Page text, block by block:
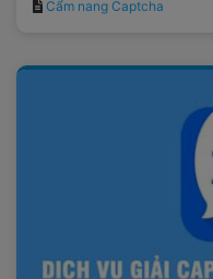
Cẩm nang Captcha